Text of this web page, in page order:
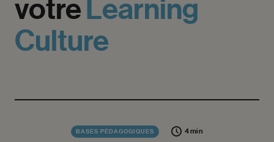
votreLearning
Culture
BASES PÉDAGOGIQUES 4 min